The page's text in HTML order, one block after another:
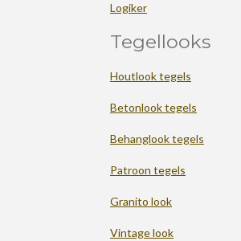
Logiker
Tegellooks
Houtlook tegels
Betonlook tegels
Behanglook tegels
Patroon tegels
Granito look
Vintage look